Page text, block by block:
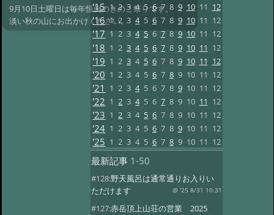
9月10日土曜日は毎年恒例のきのこ祭りです。
淡い秋の山にお出かけください。
'15 1 2 3 4 5 6 7 8 9 10 11 12
'16 1 2 3 4 5 6 7 8 9 10 11 12
'17 1 2 3 4 5 6 7 8 9 10 11 12
'18 1 2 3 4 5 6 7 8 9 10 11 12
'19 1 2 3 4 5 6 7 8 9 10 11 12
'20 1 2 3 4 5 6 7 8 9 10 11 12
'21 1 2 3 4 5 6 7 8 9 10 11 12
'22 1 2 3 4 5 6 7 8 9 10 11 12
'23 1 2 3 4 5 6 7 8 9 10 11 12
'24 1 2 3 4 5 6 7 8 9 10 11 12
'25 1 2 3 4 5 6 7 8 9 10 11 12
最新記事 1-50
#128:野天風呂は通常通りお入りい
ただけます
@ '25 8/31 10:31
#127:赤岳頂上山荘の営業 2025